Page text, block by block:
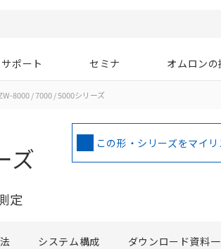
サポート セミナ オムロン
8000 / 7000 / 5000シリーズ
ズ
定
この形・シリーズをマイ
システム構成 ダウンロード資料